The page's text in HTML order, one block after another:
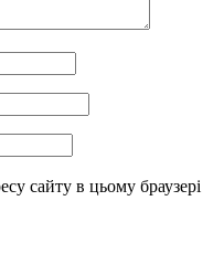
сайту в цьому браузері